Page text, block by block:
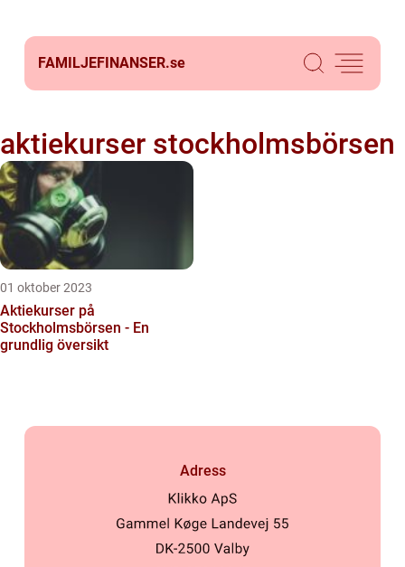
FAMILJEFINANSER.se
aktiekurser stockholmsbörsen
01 oktober 2023
Aktiekurser på
Stockholmsbörsen - En
grundlig översikt
Adress